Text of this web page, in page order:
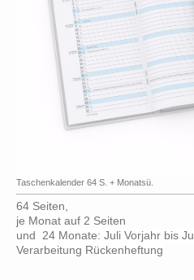
Taschenkalender 64 S. + Monatsü.
64 Seiten,
je Monat auf 2 Seiten
und 24 Monate: Juli Vorjahr bis
Verarbeitung Rückenheftung